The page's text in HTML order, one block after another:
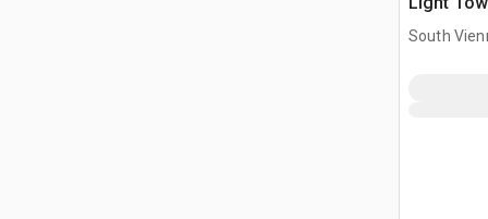
South